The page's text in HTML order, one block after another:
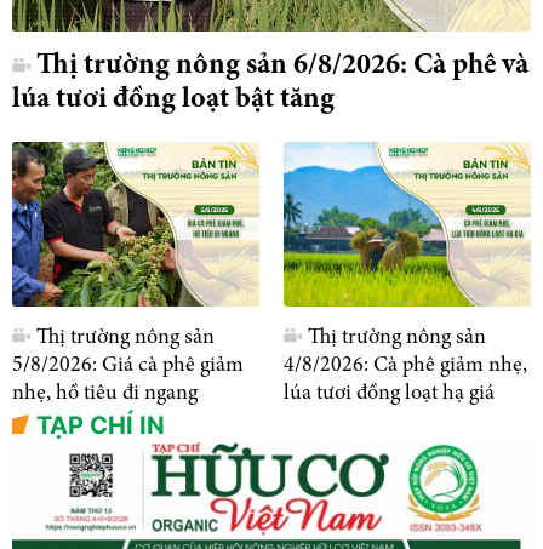
Thị trường nông sản 6/8/2026: Cà phê và
lúa tươi đồng loạt bật tăng
Thị trường nông sản
5/8/2026: Giá cà phê giảm
nhẹ, hồ tiêu đi ngang
Thị trường nông sản
4/8/2026: Cà phê giảm nhẹ,
lúa tươi đồng loạt hạ giá
TẠP CHÍ IN